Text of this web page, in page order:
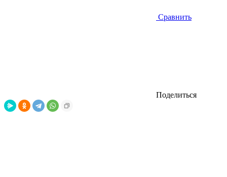
Сравнить
Поделиться